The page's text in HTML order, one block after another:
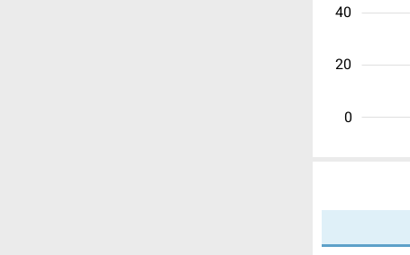
0
20
40